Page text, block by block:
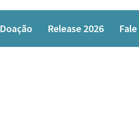
Doação Release 2026